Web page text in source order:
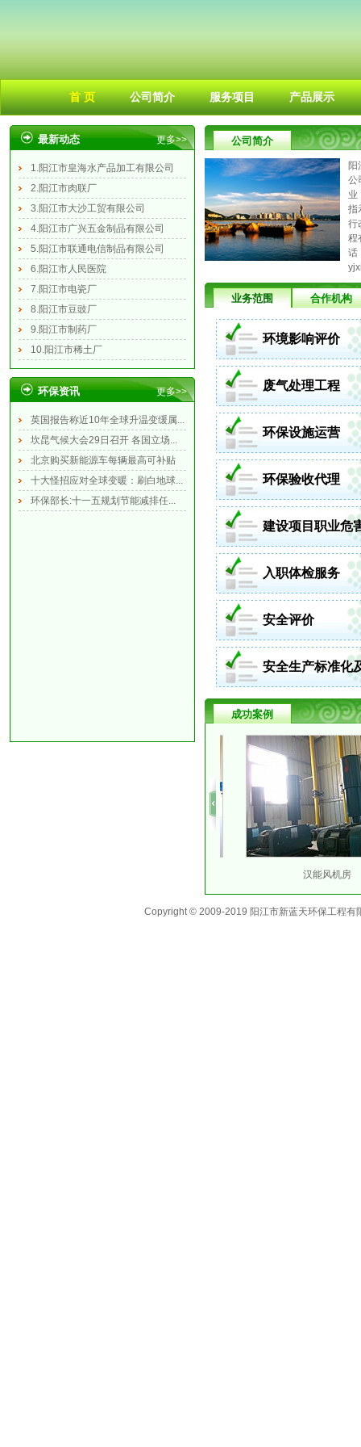
首 页 公司简介 服务项目 产品展示
最新动态 更多>>
1.阳江市皇海水产品加工有限公司
2.阳江市肉联厂
3.阳江市大沙工贸有限公司
4.阳江市广兴五金制品有限公司
5.阳江市联通电信制品有限公司
6.阳江市人民医院
7.阳江市电瓷厂
8.阳江市豆豉厂
9.阳江市制药厂
10.阳江市稀土厂
环保资讯 更多>>
英国报告称近10年全球升温变缓属...
坎昆气候大会29日召开 各国立场...
北京购买新能源车每辆最高可补贴
1...十大怪招应对全球变暖：刷白地球...
环保部长:十一五规划节能减排任...
公司简介
公
业
指
行
程
话
业务范围 合作机构
环境影响评价
废气处理工程
环保设施运营
环保验收代理
建设项目职业危
评价 入职体检服务
安全评价
安全生产标准化
急预案
成功案例
汉能风机房
Copyright © 2009-2019 阳江市新蓝天环保工程